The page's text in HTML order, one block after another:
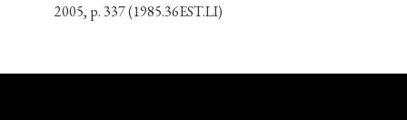
2005, p. 337 (1985.36EST.LI)